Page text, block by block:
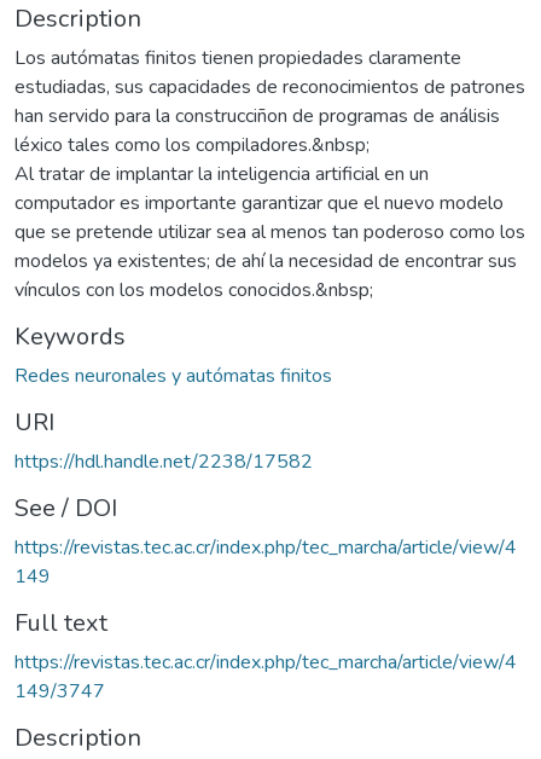
Description
Los autómatas finitos tienen propiedades claramente
estudiadas, sus capacidades de reconocimientos de patrones
han servido para la construcciñon de programas de análisis
léxico tales como los compiladores.&nbsp;
Al tratar de implantar la inteligencia artificial en un
computador es importante garantizar que el nuevo modelo
que se pretende utilizar sea al menos tan poderoso como los
modelos ya existentes; de ahí la necesidad de encontrar sus
vínculos con los modelos conocidos.&nbsp;
Keywords
Redes neuronales y autómatas finitos
URI
https://hdl.handle.net/2238/17582
See / DOI
https://revistas.tec.ac.cr/index.php/tec_marcha/article/view/4
149
Full text
https://revistas.tec.ac.cr/index.php/tec_marcha/article/view/4
149/3747
Description